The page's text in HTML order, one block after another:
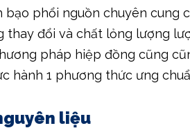
hành 1 phương thức ưng
liệu
vận hành kho nguyên liệu
liệu. bài toán ứng dụng đầy đủ